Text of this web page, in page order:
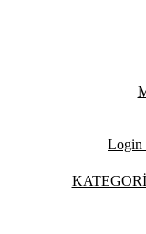
Login